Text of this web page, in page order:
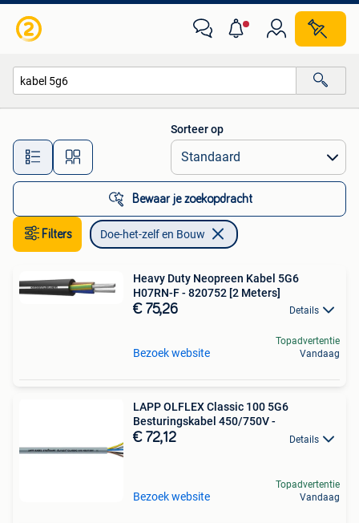
Alle afstanden…
Sorteer op
Bewaar je zoekopdracht
Filters Doe-het-zelf en Bouw
Heavy Duty Neopreen Kabel 5G6
H07RN-F - 820752 [2 Meters]
€ 75,26 Details
Bezoek website
Topadvertentie
Vandaag
LAPP OLFLEX Classic 100 5G6
Besturingskabel 450/750V -
€ 72,12 Details
Bezoek website
Topadvertentie
Vandaag